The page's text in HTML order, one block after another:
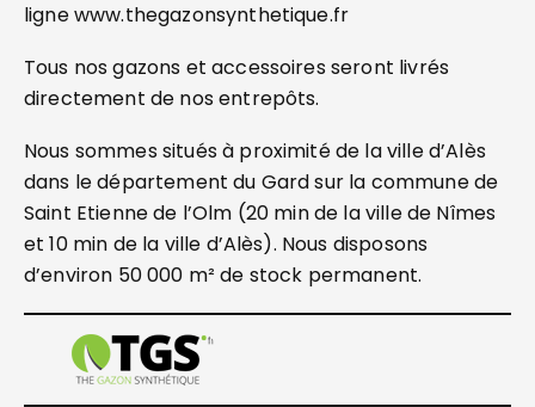
ligne www.thegazonsynthetique.fr
Tous nos gazons et accessoires seront livrés
directement de nos entrepôts.
Nous sommes situés à proximité de la ville d’Alès
dans le département du Gard sur la commune de
Saint Etienne de l’Olm (20 min de la ville de Nîmes
et 10 min de la ville d’Alès). Nous disposons
d’environ 50 000 m² de stock permanent.